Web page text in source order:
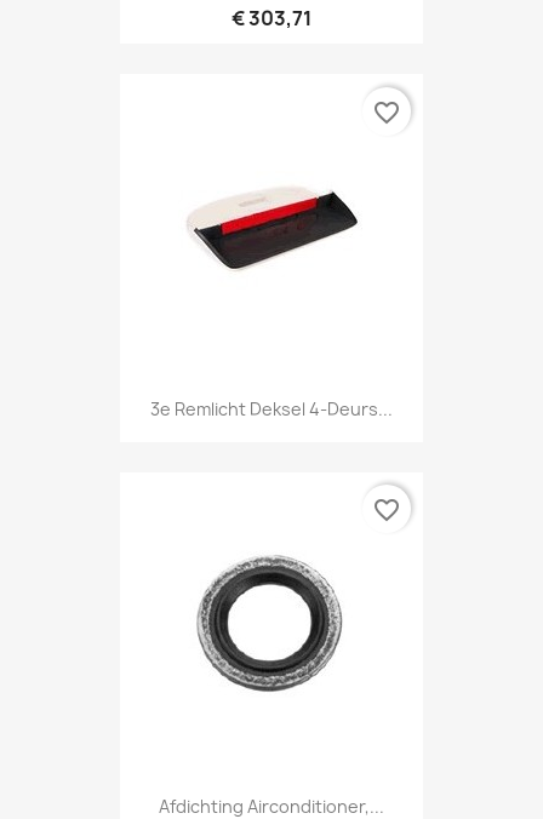
€ 303,71
3e Remlicht Deksel 4-Deurs...
favorite_border
Afdichting Airconditioner,...
favorite_border